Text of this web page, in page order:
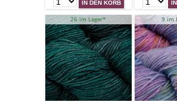
26 im Lager* 9 im